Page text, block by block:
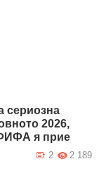
сериозна
2026,
я прие
2 189
2